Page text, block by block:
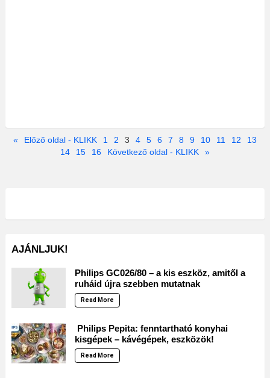
« Előző oldal - KLIKK 1 2 3 4 5 6 7 8 9 10 11 12
13
14
15 16 Következő oldal - KLIKK »
AJÁNLJUK!
Philips GC026/80 – a kis eszköz, amitől a
ruháid újra szebben mutatnak
Read More
Philips Pepita: fenntartható konyhai
kisgépek – kávégépek, eszközök!
Read More